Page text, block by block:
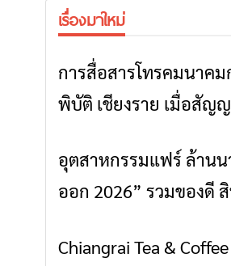
เรื่องมาใหม่
การสื่อสารโทรคมนาค
พิบัติ เชียงราย เมื่อสัญ
อุตสาหกรรมแฟร์ ล้านน
ออก 2026” รวมของดี
เชียงราย พะเยา แพร่
Chiangrai Tea &